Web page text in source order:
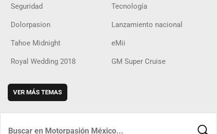
Seguridad Tecnología
Dolorpasion Lanzamiento nacional
Tahoe Midnight eMii
Royal Wedding 2018 GM Super Cruise
VER MÁS TEMAS